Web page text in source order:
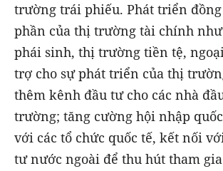
trường trái phiếu. Phát triển đồng
phần của thị trường tài chính
phái sinh, thị trường tiền tệ,
trợ cho sự phát triển của thị
thêm kênh đầu tư cho các nhà
trường; tăng cường hội nhập
với các tổ chức quốc tế, kết nối
tư nước ngoài để thu hút tham